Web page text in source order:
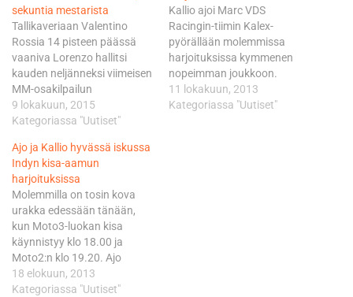
sekuntia mestarista
Tallikaveriaan Valentino
Rossia 14 pisteen päässä
vaaniva Lorenzo hallitsi
kauden neljänneksi viimeisen
MM-osakilpailun
avauspäivää mestarillisesti.
Lorenzo latasi perjantain
1.44,731, jolla hän alitti
Motegin virallisen
rataennätyksen kuudella
kymmenyksellä. Rekordi on
saman miehen nimissä viime
vuodelta. - Yllättävä päivä,
sillä en uskonut olevani näin
kilpailukykyinen, enkä
varsinkaan heti aamulla.…
9 lokakuun, 2015
Kategoriassa "Uutiset"
Kallio ajoi Marc VDS
Racingin-tiimin Kalex-
pyörällään molemmissa
harjoituksissa kymmenen
nopeimman joukkoon.
Aamun aika 2.08,810 riitti
viidenteen ja iltapäivän
11 lokakuun, 2013
Kategoriassa "Uutiset"
Ajo ja Kallio hyvässä iskussa
Indyn kisa-aamun
harjoituksissa
Molemmilla on tosin kova
urakka edessään tänään,
kun Moto3-luokan kisa
käynnistyy klo 18.00 ja
Moto2:n klo 19.20. Ajo
lähtee kauden yhdeksänteen
MM-osakilpailuun ruudusta
18 elokuun, 2013
Kategoriassa "Uutiset"